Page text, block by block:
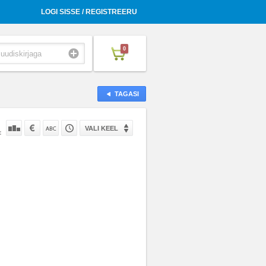
LOGI SISSE / REGISTREERU
0
TAGASI
VALI KEEL